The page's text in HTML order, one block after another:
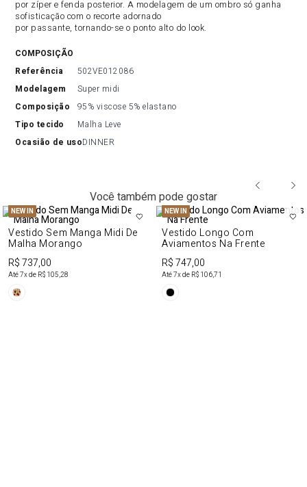
por zíper e fenda posterior. A modelagem de um ombro só ganha
sofisticação com o recorte adornado
por passante, tornando-se o ponto alto do look.
COMPOSIÇÃO
referência
502VE012086
modelagem
Super midi
composição
95% viscose 5% elastano
tipo tecido
Malha Leve
ocasião de usoDINNER
Você também pode gostar
NEW IN
Vestido Sem Manga Midi De
Malha Morango
R$ 737,00
Até7x de R$ 105,28
NEW IN
Vestido Longo Com
Aviamentos Na Frente
R$ 747,00
Até7x de R$ 106,71